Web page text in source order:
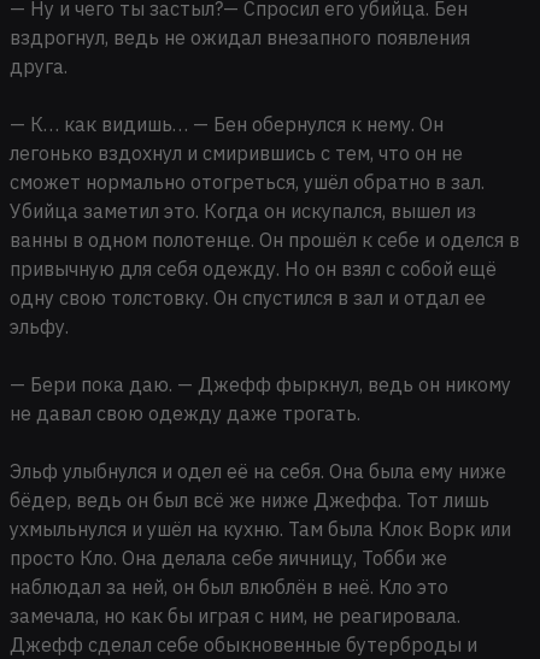
— Ну и чего ты застыл?— Спросил его убийца. Бен
вздрогнул, ведь не ожидал внезапного появления
друга.
— К… как видишь… — Бен обернулся к нему. Он
легонько вздохнул и смирившись с тем, что он не
сможет нормально отогреться, ушёл обратно в зал.
Убийца заметил это. Когда он искупался, вышел из
ванны в одном полотенце. Он прошёл к себе и оделся в
привычную для себя одежду. Но он взял с собой ещё
одну свою толстовку. Он спустился в зал и отдал ее
эльфу.
— Бери пока даю. — Джефф фыркнул, ведь он никому
не давал свою одежду даже трогать.
Эльф улыбнулся и одел её на себя. Она была ему ниже
бёдер, ведь он был всё же ниже Джеффа. Тот лишь
ухмыльнулся и ушёл на кухню. Там была Клок Ворк или
просто Кло. Она делала себе яичницу, Тобби же
наблюдал за ней, он был влюблён в неё. Кло это
замечала, но как бы играя с ним, не реагировала.
Джефф сделал себе обыкновенные бутерброды и